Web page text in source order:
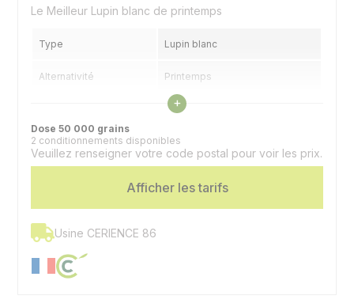
Le Meilleur Lupin blanc de printemps
Type Lupin blanc
Alternativité Printemps
Demi précoce
Utilisation Graines, couvert
Voir les caractéristiques
+
Dose 50 000 grains
2 conditionnements disponibles
Veuillez renseigner votre code postal pour voir les prix.
Afficher les tarifs
Usine CERIENCE 86